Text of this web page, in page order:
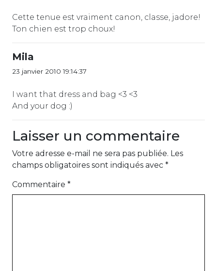
Cette tenue est vraiment canon, classe, jadore!
Ton chien est trop choux!
Mila
23 janvier 2010 19:14:37
I want that dress and bag <3 <3
And your dog :)
Laisser un commentaire
Votre adresse e-mail ne sera pas publiée. Les
champs obligatoires sont indiqués avec *
Commentaire *